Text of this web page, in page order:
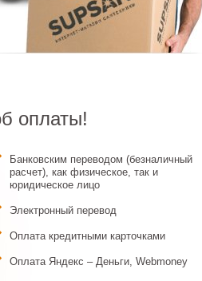
Душевой поддон
Roca Helios
графит
43 309 ₽
Душевой поддон
оплаты!
Банковским переводом (безналичный
расчет), как физическое, так и
юридическое лицо
Электронный перевод
Оплата кредитными карточками
Оплата Яндекс – Деньги, Webmoney